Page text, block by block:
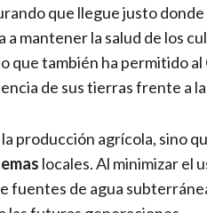
que llegue justo
a mantener la salud de los
que también ha permitido
de sus tierras frente a
producción agrícola, sino
locales. Al minimizar el
fuentes de agua